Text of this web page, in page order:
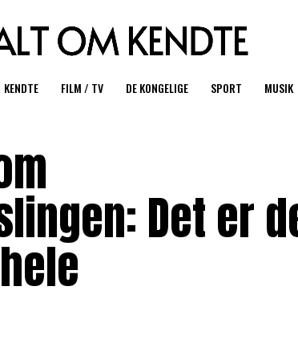
KENDTE FILM / TV DE KONGELIGE SPORT MUSIK
Det er